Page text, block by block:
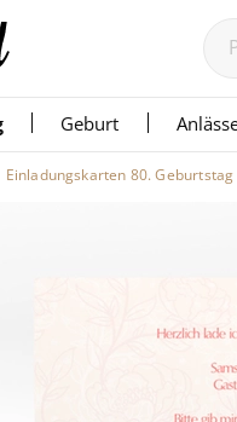
Geburt
Einladungskarten 80. Geburtstag